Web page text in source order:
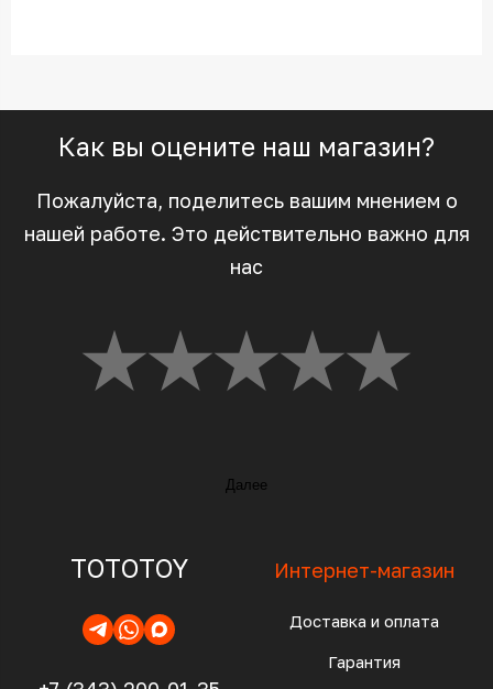
Как вы оцените наш магазин?
Пожалуйста, поделитесь вашим мнением о
нашей работе. Это действительно важно для
нас
Далее
TOTOTOY Интернет-магазин
Доставка и оплата
Гарантия